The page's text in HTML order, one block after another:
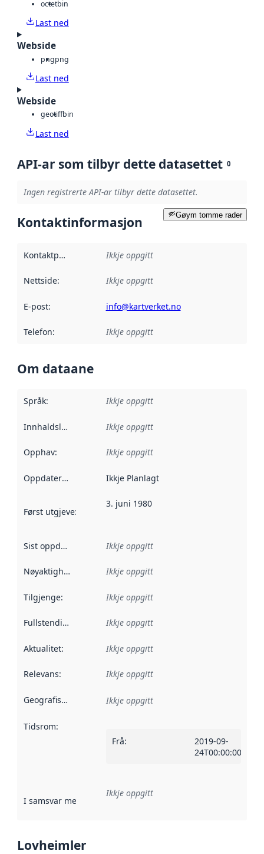
octetbin
Last ned
Webside
pngpng
Last ned
Webside
geotiffbin
Last ned
API-ar som tilbyr dette datasettet 0
Ingen registrerte API-ar tilbyr dette datasettet.
Gøym tomme rader
Kontaktinformasjon
Kontaktpunkt Ikkje oppgitt
Nettside: Ikkje oppgitt
E-post: info@kartverket.no
Telefon: Ikkje oppgitt
Om dataane
Språk: Ikkje oppgitt
Innhaldsleverandørar :
Ikkje oppgitt
Opphav: Ikkje oppgitt
Oppdateringsfrekvens :
Ikkje Planlagt
Først utgjeve: Denne datoen seier når dataa i dette
3. juni 1980
Sist oppdatert Ikkje oppgitt
Nøyaktigheit Ikkje oppgitt
Tilgjenge: Ikkje oppgitt
Fullstendigheit Ikkje oppgitt
Aktualitet: Ikkje oppgitt
Relevans: Ikkje oppgitt
Geografisk område Ikkje oppgitt
Tidsrom:
Frå:
2019-09-
24T00:00:00Z
I samsvar med Referanse til ei implementeringsregel eller
Ikkje oppgitt
Lovheimler